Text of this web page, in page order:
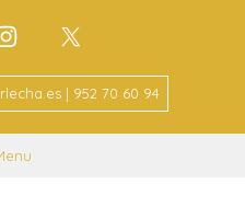
| 952 70 60 94